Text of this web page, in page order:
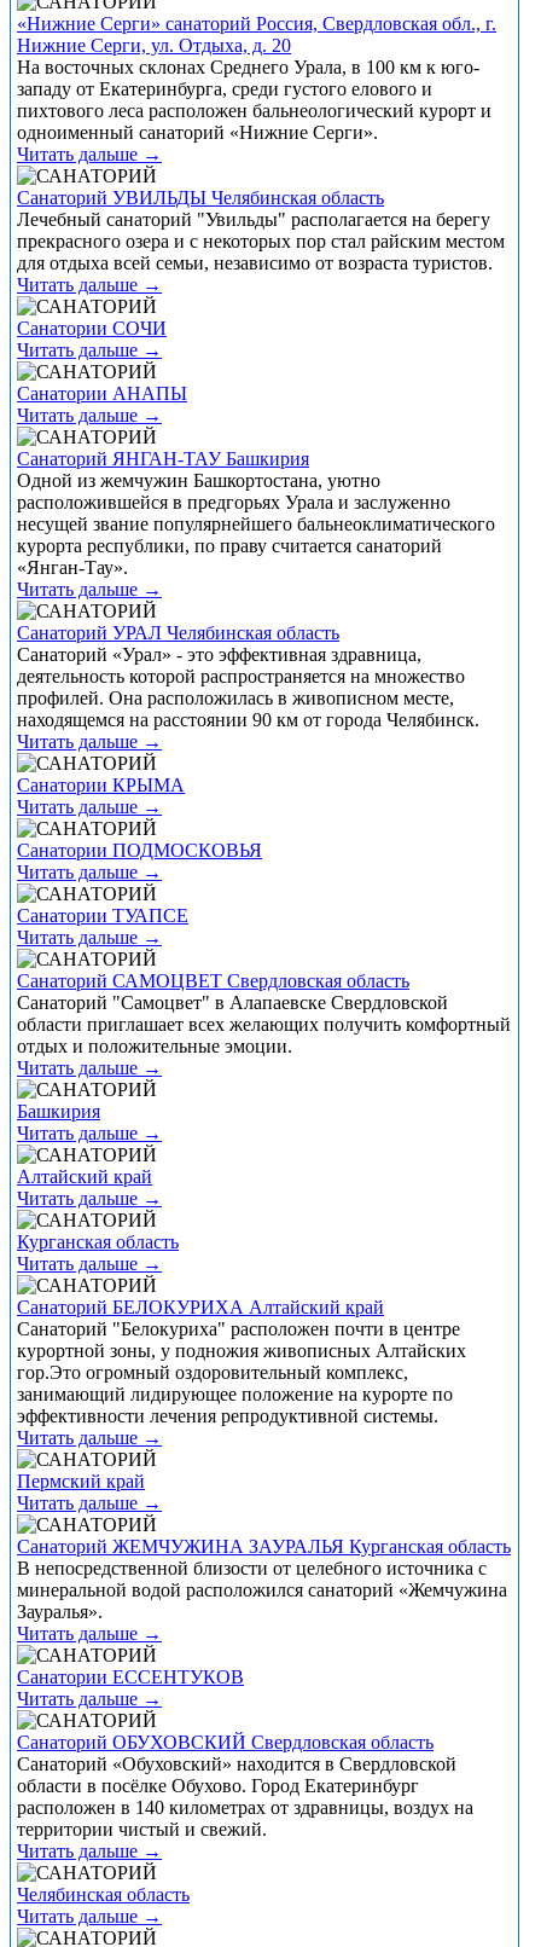
«Нижние Серги» санаторий Россия, Свердловская обл., г.
Нижние Серги, ул. Отдыха, д. 20
На восточных склонах Среднего Урала, в 100 км к юго-
западу от Екатеринбурга, среди густого елового и
пихтового леса расположен бальнеологический курорт и
одноименный санаторий «Нижние Серги».
Читать дальше →
Санаторий УВИЛЬДЫ Челябинская область
Лечебный санаторий "Увильды" располагается на берегу
прекрасного озера и с некоторых пор стал райским местом
для отдыха всей семьи, независимо от возраста туристов.
Читать дальше →
Санатории СОЧИ
Читать дальше →
Санатории АНАПЫ
Читать дальше →
Санаторий ЯНГАН-ТАУ Башкирия
Одной из жемчужин Башкортостана, уютно
расположившейся в предгорьях Урала и заслуженно
несущей звание популярнейшего бальнеоклиматического
курорта республики, по праву считается санаторий
«Янган-Тау».
Читать дальше →
Санаторий УРАЛ Челябинская область
Санаторий «Урал» - это эффективная здравница,
деятельность которой распространяется на множество
профилей. Она расположилась в живописном месте,
находящемся на расстоянии 90 км от города Челябинск.
Читать дальше →
Санатории КРЫМА
Читать дальше →
Санатории ПОДМОСКОВЬЯ
Читать дальше →
Санатории ТУАПСЕ
Читать дальше →
Санаторий САМОЦВЕТ Свердловская область
Санаторий "Самоцвет" в Алапаевске Свердловской
области приглашает всех желающих получить комфортный
отдых и положительные эмоции.
Читать дальше →
Башкирия
Читать дальше →
Алтайский край
Читать дальше →
Курганская область
Читать дальше →
Санаторий БЕЛОКУРИХА Алтайский край
Санаторий "Белокуриха" расположен почти в центре
курортной зоны, у подножия живописных Алтайских
гор.Это огромный оздоровительный комплекс,
занимающий лидирующее положение на курорте по
эффективности лечения репродуктивной системы.
Читать дальше →
Пермский край
Читать дальше →
Санаторий ЖЕМЧУЖИНА ЗАУРАЛЬЯ Курганская область
В непосредственной близости от целебного источника с
минеральной водой расположился санаторий «Жемчужина
Зауралья».
Читать дальше →
Санатории ЕССЕНТУКОВ
Читать дальше →
Санаторий ОБУХОВСКИЙ Свердловская область
Санаторий «Обуховский» находится в Свердловской
области в посёлке Обухово. Город Екатеринбург
расположен в 140 километрах от здравницы, воздух на
территории чистый и свежий.
Читать дальше →
Челябинская область
Читать дальше →